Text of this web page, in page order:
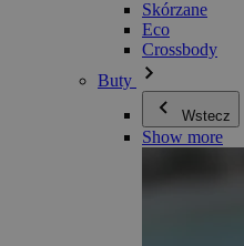
Skórzane
Eco
Crossbody
Buty
Wstecz
Show more